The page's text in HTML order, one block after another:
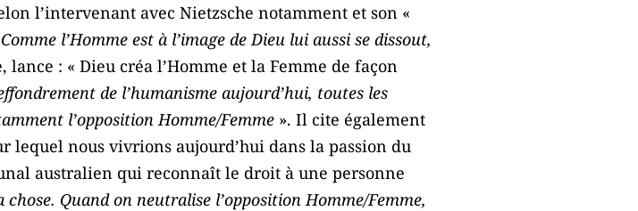
l’intervenant avec Nietzsche notamment et son «
Comme l’Homme est à l’image de Dieu lui aussi se dissout,
: « Dieu créa l’Homme et la Femme de façon
de l’humanisme aujourd’hui, toutes les
l’opposition Homme/Femme ». Il cite également
lequel nous vivrions aujourd’hui dans la passion du
australien qui reconnaît le droit à une personne
chose. Quand on neutralise l’opposition Homme/Femme,